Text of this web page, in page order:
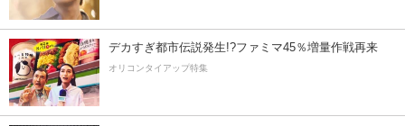
デカすぎ都市伝説発生!?ファミマ45％増量作戦再来
オリコンタイアップ特集